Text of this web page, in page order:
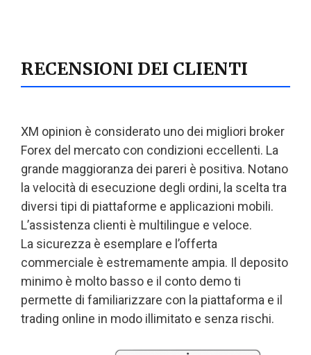
RECENSIONI DEI CLIENTI
XM opinion è considerato uno dei migliori broker
Forex del mercato con condizioni eccellenti. La
grande maggioranza dei pareri è positiva. Notano
la velocità di esecuzione degli ordini, la scelta tra
diversi tipi di piattaforme e applicazioni mobili.
L’assistenza clienti è multilingue e veloce.
La sicurezza è esemplare e l’offerta
commerciale è estremamente ampia. Il deposito
minimo è molto basso e il conto demo ti
permette di familiarizzare con la piattaforma e il
trading online in modo illimitato e senza rischi.